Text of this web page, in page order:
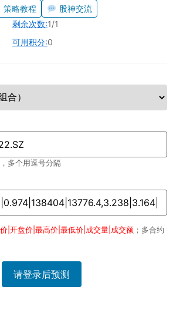
策略教程
股神交流
剩余次数:1/1
可用积分:0
多个用逗号分隔
|开盘价|最高价|最低价|成交量|成交额 ；多合约
请登录后预测